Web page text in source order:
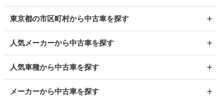
東京都の市区町村から中古車を探す
人気メーカーから中古車を探す
人気車種から中古車を探す
メーカーから中古車を探す